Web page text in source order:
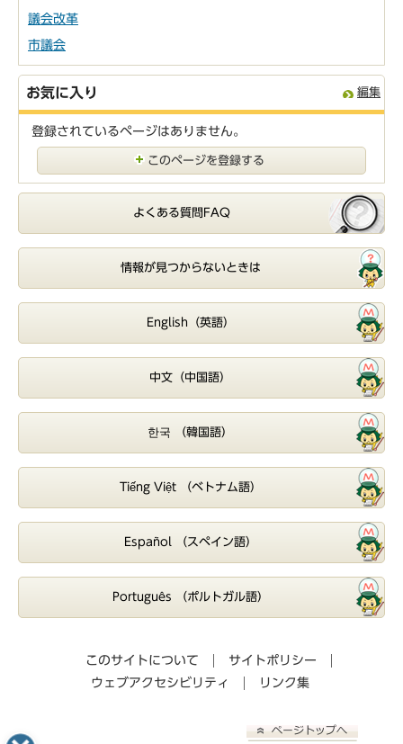
議会改革
市議会
お気に入り 編集
登録されているページはありません。
このページを登録する
よくある質問FAQ
情報が見つからないときは
English（英語）
中文（中国語）
한국 （韓国語）
Tiếng Việt （ベトナム語）
Español （スペイン語）
Português （ポルトガル語）
このサイトについて
サイトポリシー
ウェブアクセシビリティ
リンク集